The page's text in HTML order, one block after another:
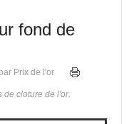
fond de
Prix de l'or
de cloture de l'or.